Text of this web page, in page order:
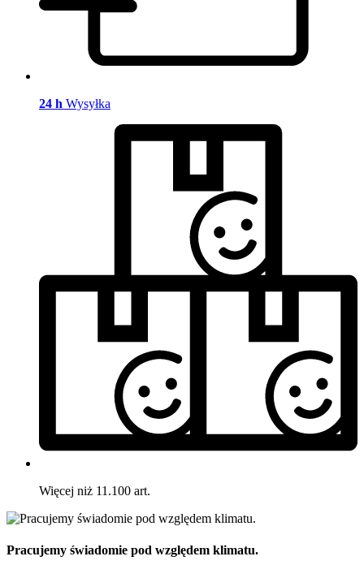
24 h Wysyłka
Więcej niż 11.100 art.
Pracujemy świadomie pod względem klimatu.